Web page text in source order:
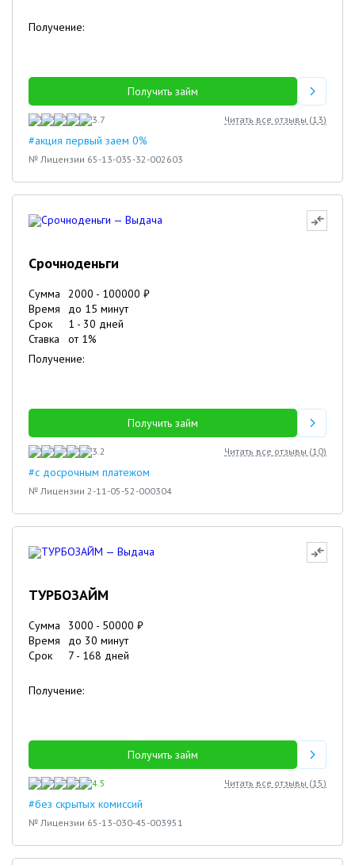
Получение:
Получить займ
3.7 Читать все отзывы (13)
#акция первый заем 0%
№ Лицензии 65-13-035-32-002603
Срочноденьги
Сумма 2000 - 100000 ₽
Время
до 15 минут
Срок
1 - 30 дней
Ставка
от 1%
Получение:
Получить займ
3.2 Читать все отзывы (10)
#с досрочным платежом
№ Лицензии 2-11-05-52-000304
ТУРБОЗАЙМ
Сумма 3000 - 50000 ₽
Время
до 30 минут
Срок
7 - 168 дней
Получение:
Получить займ
4.5 Читать все отзывы (15)
#без скрытых комиссий
№ Лицензии 65-13-030-45-003951